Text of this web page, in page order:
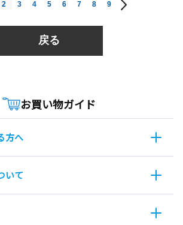
2 3 4 5 6 7 8 9
戻る
お買い物ガイド
方へ
いて